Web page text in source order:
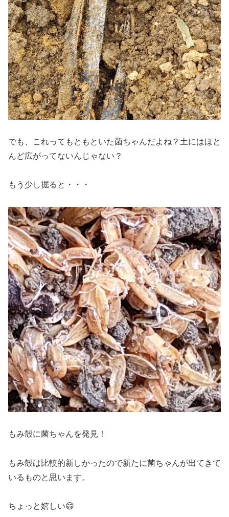
でも、これってもともといた菌ちゃんだよね？土にはほと
んど広がってないんじゃない？
もう少し掘ると・・・
もみ殻に菌ちゃんを発見！
もみ殻は比較的新しかったので新たに菌ちゃんが出てきて
いるものと思います。
ちょっと嬉しい😄